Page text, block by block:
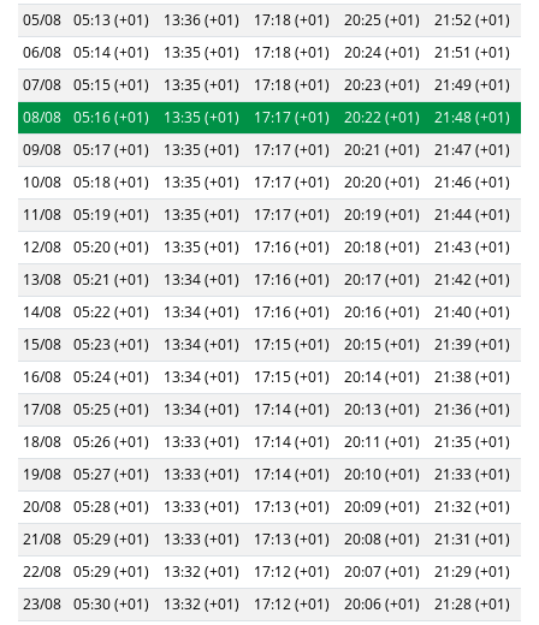
05/08 05:13 (+01) 13:36 (+01) 17:18 (+01) 20:25 (+01)
21:52 (+01)
06/08 05:14 (+01) 13:35 (+01) 17:18 (+01) 20:24 (+01)
21:51 (+01)
07/08 05:15 (+01) 13:35 (+01) 17:18 (+01) 20:23 (+01)
21:49 (+01)
08/08 05:16 (+01) 13:35 (+01) 17:17 (+01) 20:22 (+01)
21:48 (+01)
09/08 05:17 (+01) 13:35 (+01) 17:17 (+01) 20:21 (+01)
21:47 (+01)
10/08 05:18 (+01) 13:35 (+01) 17:17 (+01) 20:20 (+01)
21:46 (+01)
11/08 05:19 (+01) 13:35 (+01) 17:17 (+01) 20:19 (+01)
21:44 (+01)
12/08 05:20 (+01) 13:35 (+01) 17:16 (+01) 20:18 (+01)
21:43 (+01)
13/08 05:21 (+01) 13:34 (+01) 17:16 (+01) 20:17 (+01)
21:42 (+01)
14/08 05:22 (+01) 13:34 (+01) 17:16 (+01) 20:16 (+01)
21:40 (+01)
15/08 05:23 (+01) 13:34 (+01) 17:15 (+01) 20:15 (+01)
21:39 (+01)
16/08 05:24 (+01) 13:34 (+01) 17:15 (+01) 20:14 (+01)
21:38 (+01)
17/08 05:25 (+01) 13:34 (+01) 17:14 (+01) 20:13 (+01)
21:36 (+01)
18/08 05:26 (+01) 13:33 (+01) 17:14 (+01) 20:11 (+01)
21:35 (+01)
19/08 05:27 (+01) 13:33 (+01) 17:14 (+01) 20:10 (+01)
21:33 (+01)
20/08 05:28 (+01) 13:33 (+01) 17:13 (+01) 20:09 (+01)
21:32 (+01)
21/08 05:29 (+01) 13:33 (+01) 17:13 (+01) 20:08 (+01)
21:31 (+01)
22/08 05:29 (+01) 13:32 (+01) 17:12 (+01) 20:07 (+01)
21:29 (+01)
23/08 05:30 (+01) 13:32 (+01) 17:12 (+01) 20:06 (+01)
21:28 (+01)